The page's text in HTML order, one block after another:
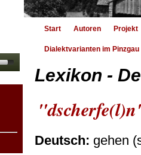
Start Autoren Projekt
Dialektvarianten im Pinzgau
Lexikon -
Deutsch: gehen